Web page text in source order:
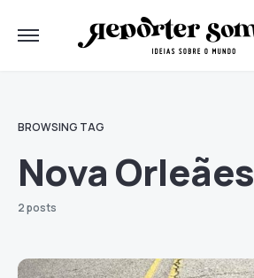
BROWSING TAG
Nova Orleães
2 posts